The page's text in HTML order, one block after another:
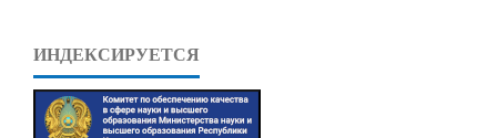
ИНДЕКСИРУЕТСЯ